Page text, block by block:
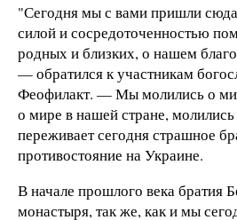
"Сегодня мы с вами пришли
силой и сосредоточенностью
родных и близких, о нашем
— обратился к участникам
Феофилакт. — Мы молились о
о мире в нашей стране, молились
переживает сегодня страшное
противостояние на Украине.
В начале прошлого века братия
монастыря, так же, как и мы